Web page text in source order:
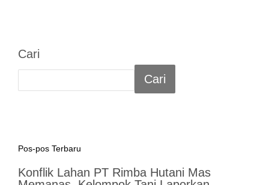
Cari
Cari
Pos-pos Terbaru
Konflik Lahan PT Rimba Hutani Mas